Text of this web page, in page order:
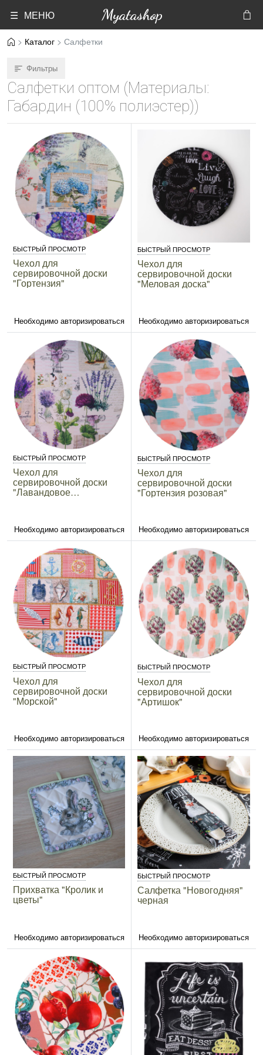
☰ МЕНЮ Myatashop
Каталог Салфетки
Фильтры
Салфетки оптом (Материалы:
Габардин (100% полиэстер))
БЫСТРЫЙ ПРОСМОТР
Чехол для
сервировочной доски
"Гортензия"
Необходимо авторизироваться
БЫСТРЫЙ ПРОСМОТР
Чехол для
сервировочной доски
"Меловая доска"
Необходимо авторизироваться
БЫСТРЫЙ ПРОСМОТР
Чехол для
сервировочной доски
"Лавандовое
Необходимо авторизироваться
БЫСТРЫЙ ПРОСМОТР
Чехол для
сервировочной доски
"Гортензия розовая"
Необходимо авторизироваться
БЫСТРЫЙ ПРОСМОТР
Чехол для
сервировочной доски
"Морской"
Необходимо авторизироваться
БЫСТРЫЙ ПРОСМОТР
Чехол для
сервировочной доски
"Артишок"
Необходимо авторизироваться
БЫСТРЫЙ ПРОСМОТР
Прихватка "Кролик и
цветы"
Необходимо авторизироваться
БЫСТРЫЙ ПРОСМОТР
Салфетка "Новогодняя"
черная
Необходимо авторизироваться